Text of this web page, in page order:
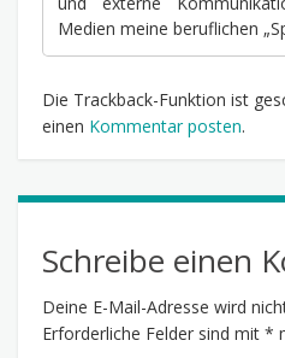
Medien meine beruflichen
Die Trackback-Funktion ist
einen Kommentar posten.
Schreibe einen
Deine E-Mail-Adresse wird
Erforderliche Felder sind mit *